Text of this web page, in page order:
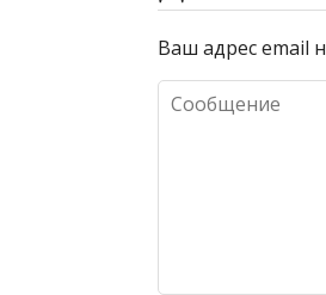
Ваш адрес email